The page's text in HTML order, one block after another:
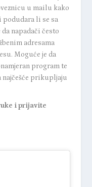
u mailu kako
podudara li se sa
napadači često
adresama
Moguće je da
program te
prikupljaju
i prijavite